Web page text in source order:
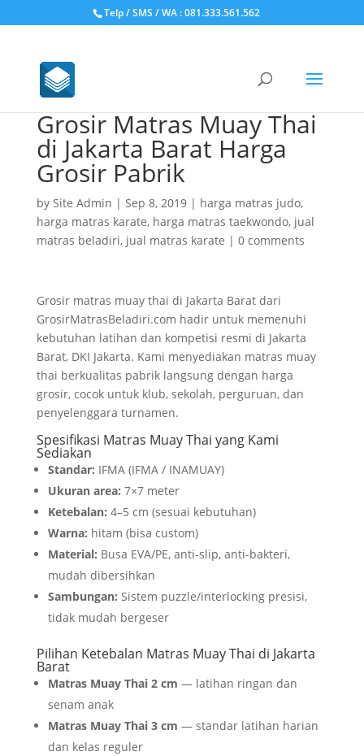
Telp / SMS / WA : 081.333.561.562
Grosir Matras Muay Thai
di Jakarta Barat Harga
Grosir Pabrik
by Site Admin | Sep 8, 2019| harga matras judo,
harga matras karate, harga matras taekwondo, jual
matras beladiri, jual matras karate | 0 comments
Grosir matras muay thai di Jakarta Barat dari
GrosirMatrasBeladiri.com hadir untuk memenuhi
kebutuhan latihan dan kompetisi resmi di Jakarta
Barat, DKI Jakarta. Kami menyediakan matras muay
thai berkualitas pabrik langsung dengan harga
grosir, cocok untuk klub, sekolah, perguruan, dan
penyelenggara turnamen.
Spesifikasi Matras Muay Thai yang Kami
Sediakan
Standar: IFMA (IFMA / INAMUAY)
Ukuran area: 7×7 meter
Ketebalan: 4–5 cm (sesuai kebutuhan)
Warna: hitam (bisa custom)
Material: Busa EVA/PE, anti-slip, anti-bakteri,
mudah dibersihkan
Sambungan: Sistem puzzle/interlocking presisi,
tidak mudah bergeser
Pilihan Ketebalan Matras Muay Thai di Jakarta
Barat
Matras Muay Thai 2 cm — latihan ringan dan
senam anak
Matras Muay Thai 3 cm — standar latihan harian
dan kelas reguler